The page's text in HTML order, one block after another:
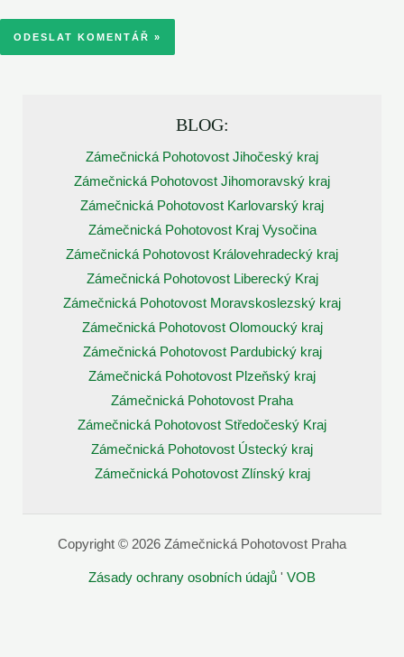
BLOG:
Zámečnická Pohotovost Jihočeský kraj
Zámečnická Pohotovost Jihomoravský kraj
Zámečnická Pohotovost Karlovarský kraj
Zámečnická Pohotovost Kraj Vysočina
Zámečnická Pohotovost Královehradecký kraj
Zámečnická Pohotovost Liberecký Kraj
Zámečnická Pohotovost Moravskoslezský kraj
Zámečnická Pohotovost Olomoucký kraj
Zámečnická Pohotovost Pardubický kraj
Zámečnická Pohotovost Plzeňský kraj
Zámečnická Pohotovost Praha
Zámečnická Pohotovost Středočeský Kraj
Zámečnická Pohotovost Ústecký kraj
Zámečnická Pohotovost Zlínský kraj
Copyright © 2026 Zámečnická Pohotovost Praha
Zásady ochrany osobních údajů ' VOB